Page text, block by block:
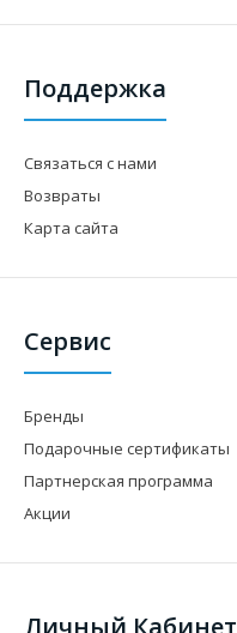
Поддержка
Связаться с нами
Возвраты
Карта сайта
Сервис
Бренды
Подарочные сертификаты
Партнерская программа
Акции
Личный Кабинет